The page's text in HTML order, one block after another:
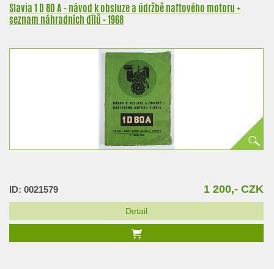
Slavia 1 D 80 A - návod k obsluze a údržbě naftového motoru +
seznam náhradních dílů - 1968
ID: 0021579 1 200,- CZK
Detail